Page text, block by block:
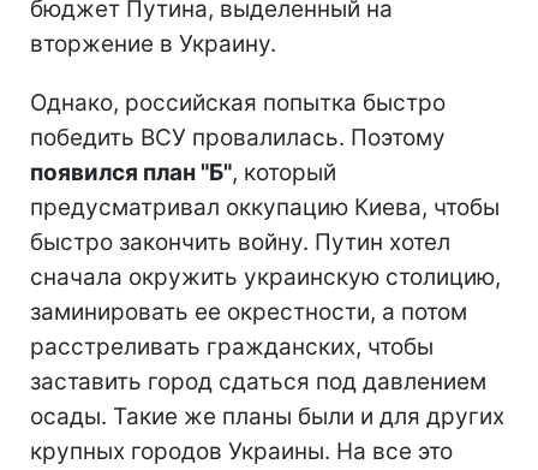
бюджет Путина, выделенный на
вторжение в Украину.
Однако, российская попытка быстро
победить ВСУ провалилась. Поэтому
появился план "Б", который
предусматривал оккупацию Киева, чтобы
быстро закончить войну. Путин хотел
сначала окружить украинскую столицию,
заминировать ее окрестности, а потом
расстреливать гражданских, чтобы
заставить город сдаться под давлением
осады. Такие же планы были и для других
крупных городов Украины. На все это